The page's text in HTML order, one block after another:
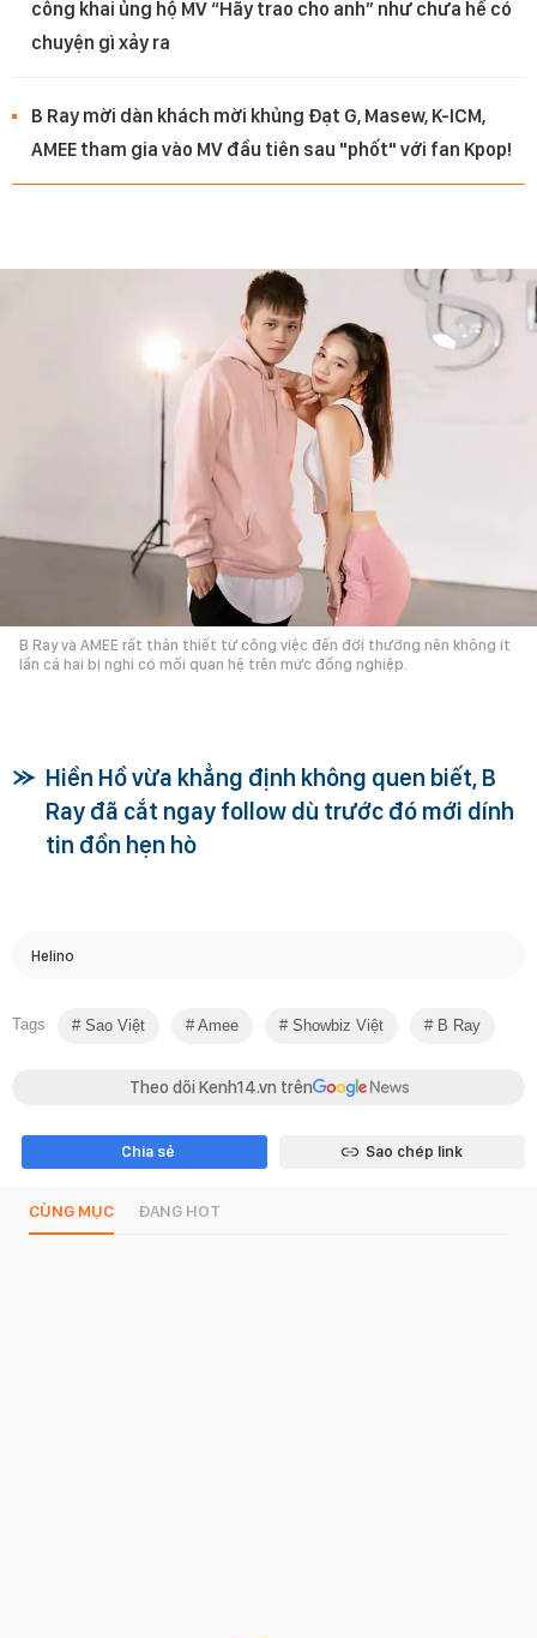
công khai ủng hộ MV “Hãy trao cho anh” như chưa hề có
chuyện gì xảy ra
B Ray mời dàn khách mời khủng Đạt G, Masew, K-ICM,
AMEE tham gia vào MV đầu tiên sau "phốt" với fan Kpop!
B Ray và AMEE rất thân thiết từ công việc đến đời thường nên không ít
lần cả hai bị nghi có mối quan hệ trên mức đồng nghiệp.
Hiền Hồ vừa khẳng định không quen biết, B
Ray đã cắt ngay follow dù trước đó mới dính
tin đồn hẹn hò
Helino
Tags Sao Việt Amee Showbiz Việt B Ray
Theo dõi Kenh14.vn trên
Chia sẻ Sao chép link
CÙNG MỤC ĐANG HOT